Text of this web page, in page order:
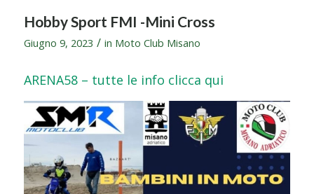
Hobby Sport FMI -Mini Cross
Giugno 9, 2023 / in Moto Club Misano
ARENA58 – tutte le info clicca qui